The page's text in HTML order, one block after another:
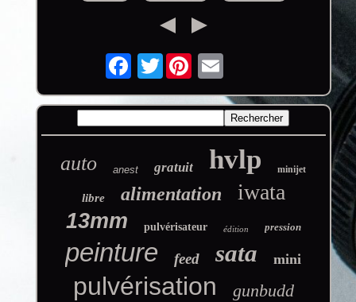
Twitter
auto anest gratuit hvlp minijet
libre alimentation iwata
13mm pulvérisateur édition pression
peinture feed sata mini
pulvérisation gunbudd